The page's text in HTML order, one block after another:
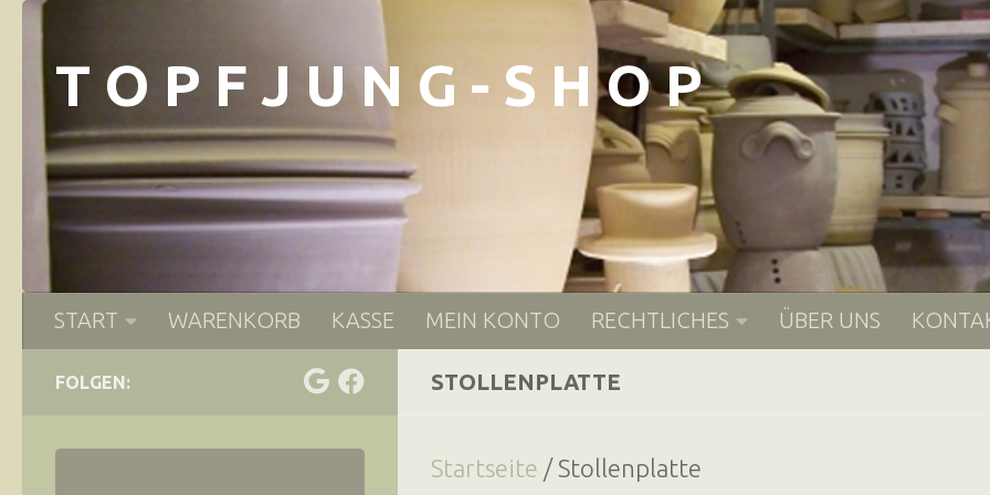
Zum Inhalt springen
T O P F J U N G - S H O P
START WARENKORB KASSE MEIN KONTO RECHTLICHES ÜBER UNS
STOLLENPLATTE
Startseite / Stollenplatte
FOLGEN: